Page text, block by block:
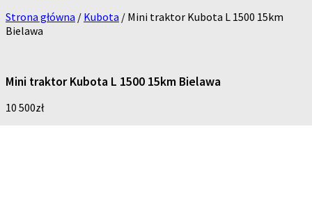
Strona główna / Kubota / Mini traktor Kubota L 1500 15km
Bielawa
Mini traktor Kubota L 1500 15km Bielawa
10 500zł